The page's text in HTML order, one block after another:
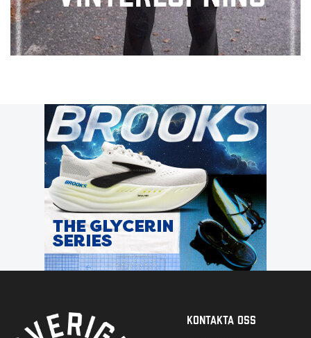
Kontakta Oss